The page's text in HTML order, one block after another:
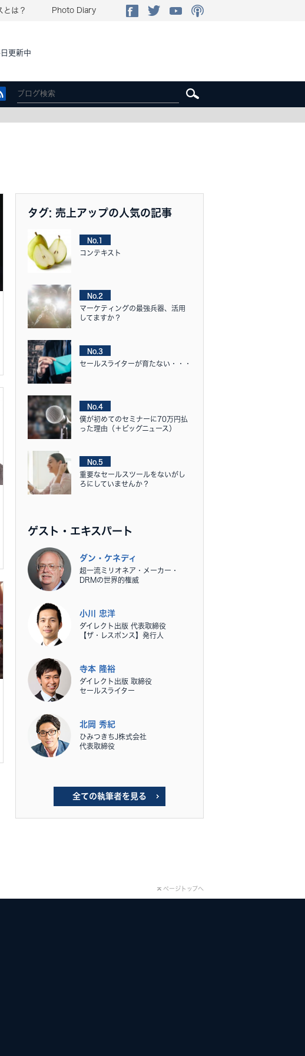
とは？ Photo Diary
更新中
タグ: 売上アップの人気の記事
No.1
コンテキスト
No.2
マーケティングの最強兵器、活用
してますか？
No.3
セールスライターが育たない・・・
No.4
僕が初めてのセミナーに70万円払
った理由（＋ビッグニュース）
No.5
重要なセールスツールをないがし
ろにしていませんか？
ゲスト・エキスパート
ダン・ケネディ
超一流ミリオネア・メーカー・
DRMの世界的権威
小川 忠洋
ダイレクト出版 代表取締役
【ザ・レスポンス】発行人
寺本 隆裕
ダイレクト出版 取締役
セールスライター
北岡 秀紀
ひみつきちJ株式会社
代表取締役
全ての執筆者を見る
ページトップへ